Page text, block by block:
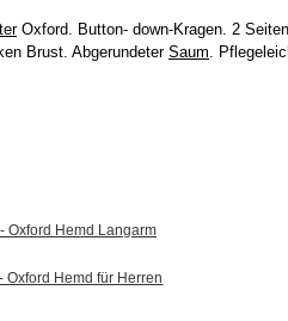
Oxford. Button- down-Kragen. 2
Brust. Abgerundeter Saum .
Oxford Hemd Langarm
Oxford Hemd für Herren